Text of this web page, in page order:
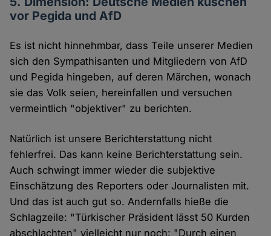
vor Pegida und AfD
Es ist nicht hinnehmbar, dass Teile unserer Medien
sich den Sympathisanten und Mitgliedern von AfD
und Pegida hingeben, auf deren Märchen, wonach
sie das Volk seien, hereinfallen und versuchen
vermeintlich "objektiver" zu berichten.
Natürlich ist unsere Berichterstattung nicht
fehlerfrei. Das kann keine Berichterstattung sein.
Auch schwingt immer wieder die subjektive
Einschätzung des Reporters oder Journalisten mit.
Und das ist auch gut so. Andernfalls hieße die
Schlagzeile: "Türkischer Präsident lässt 50 Kurden
abschlachten" vielleicht nur noch: "Durch einen